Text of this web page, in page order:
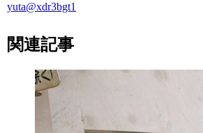
yuta@xdr3bgt1
関連記事